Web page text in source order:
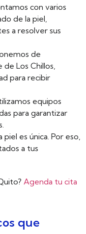
con varios
de la piel,
a resolver sus
de
Los Chillos,
para recibir
equipos
para garantizar
piel es única. Por eso,
a tus
Agenda tu cita
que